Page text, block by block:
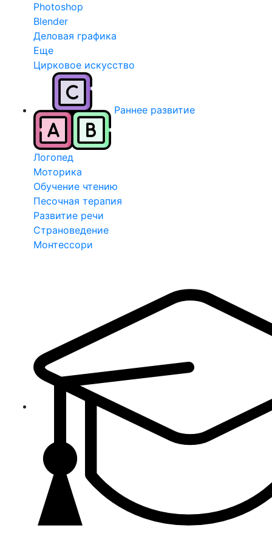
Photoshop
Blender
Деловая графика
Еще
Цирковое искусство
Раннее развитие
Логопед
Моторика
Обучение чтению
Песочная терапия
Развитие речи
Страноведение
Монтессори